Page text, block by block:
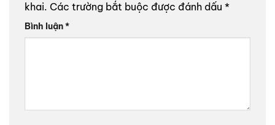
khai. Các trường bắt buộc được đánh dấu *
Bình luận*